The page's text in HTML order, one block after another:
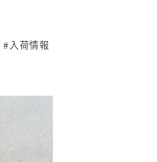
#入荷情報